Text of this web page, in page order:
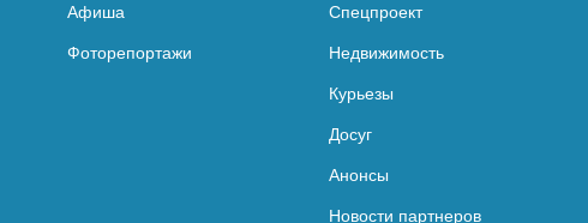
Афиша
Фоторепортажи
Спецпроект
Недвижимость
Курьезы
Досуг
Анонсы
Новости партнеров